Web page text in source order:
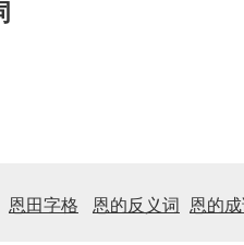
恩田字格 恩的反义词 恩的